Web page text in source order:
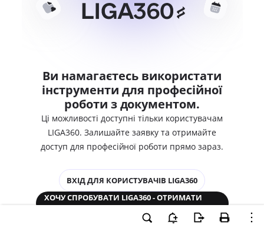
Ви намагаєтесь використати
інструменти для професійної
роботи з документом.
Ці можливості доступні тільки користувачам
LIGA360. Залишайте заявку та отримайте
доступ для професійної роботи прямо зараз.
ВХІД ДЛЯ КОРИСТУВАЧІВ LIGA360
ХОЧУ СПРОБУВАТИ LIGA360 - ОТРИМАТИ